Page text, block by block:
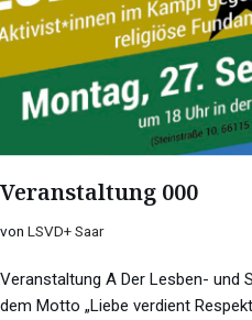
Veranstaltung 000
von LSVD+ Saar
Veranstaltung A Der Lesben- und
dem Motto „Liebe verdient